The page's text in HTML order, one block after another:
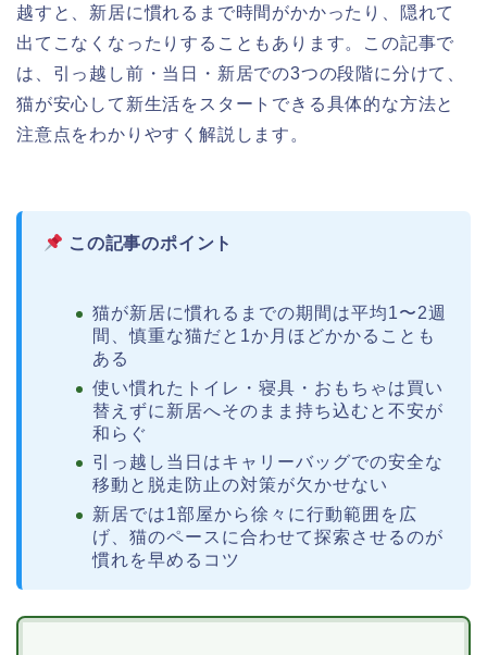
越すと、新居に慣れるまで時間がかかったり、隠れて
出てこなくなったりすることもあります。この記事で
は、引っ越し前・当日・新居での3つの段階に分けて、
猫が安心して新生活をスタートできる具体的な方法と
注意点をわかりやすく解説します。
この記事のポイント
猫が新居に慣れるまでの期間は平均1〜2週
間、慎重な猫だと1か月ほどかかることも
ある
使い慣れたトイレ・寝具・おもちゃは買い
替えずに新居へそのまま持ち込むと不安が
和らぐ
引っ越し当日はキャリーバッグでの安全な
移動と脱走防止の対策が欠かせない
新居では1部屋から徐々に行動範囲を広
げ、猫のペースに合わせて探索させるのが
慣れを早めるコツ